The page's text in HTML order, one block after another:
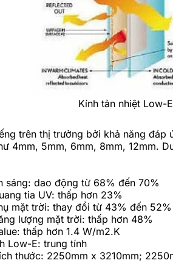
Kính tản nhiệt Low-
trên thị trưởng bởi khả năng
4mm, 5mm, 6mm, 8mm, 12mm.
sáng: dao động từ 68% đến 70%
tia UV: thấp hơn 23%
mặt trời: thay đổi từ 43% đến 52%
lượng mặt trời: thấp hơn 48%
thấp hơn 1.4 W/m2.K
Low-E: trung tính
thước: 2250mm x 3210mm;